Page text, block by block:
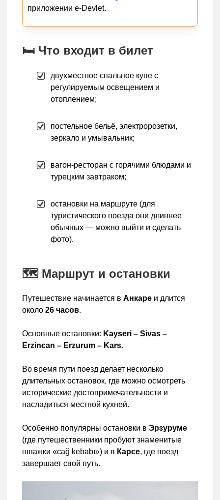
приложении e-Devlet.
🛏️ Что входит в билет
двухместное спальное купе с
регулируемым освещением и
отоплением;
постельное бельё, электророзетки,
зеркало и умывальник;
вагон-ресторан с горячими блюдами и
турецким завтраком;
остановки на маршруте (для
туристического поезда они длиннее
обычных — можно выйти и сделать
фото).
🗺️ Маршрут и остановки
Путешествие начинается в Анкаре и длится
около 26 часов.
Основные остановки: Kayseri – Sivas –
Erzincan – Erzurum – Kars.
Во время пути поезд делает несколько
длительных остановок, где можно осмотреть
исторические достопримечательности и
насладиться местной кухней.
Особенно популярны остановки в Эрзуруме
(где путешественники пробуют знаменитые
шпажки «cağ kebabı») и в Карсе, где поезд
завершает свой путь.